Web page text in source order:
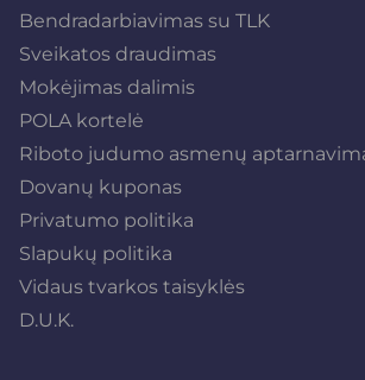
Bendradarbiavimas su TLK
Sveikatos draudimas
Mokėjimas dalimis
POLA kortelė
Riboto judumo asmenų
Dovanų kuponas
Privatumo politika
Slapukų politika
Vidaus tvarkos taisyklės
D.U.K.